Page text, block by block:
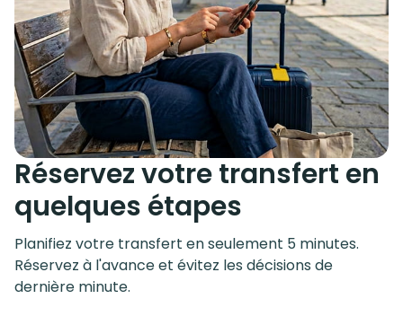
Réservez votre transfert en
quelques étapes
Planifiez votre transfert en seulement 5 minutes.
Réservez à l'avance et évitez les décisions de
dernière minute.